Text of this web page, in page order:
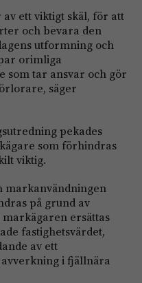
ett viktigt skäl, för att
och bevara den
utformning och
orimliga
som tar ansvar och gör
säger
pekades
som förhindras
viktig.
markanvändningen
på grund av
ersättas
fastighetsvärdet,
av ett
i fjällnära